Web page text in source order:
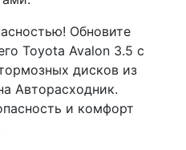
Обновите
Toyota Avalon 3.5 с
дисков из
Авторасходник.
и комфорт